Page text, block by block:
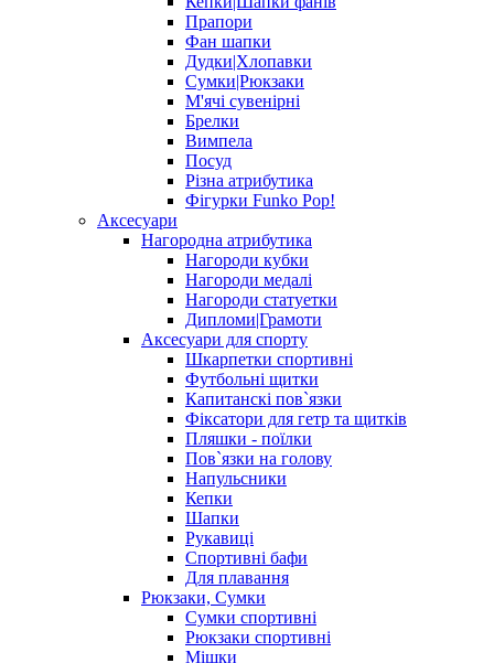
Прапори
Фан шапки
Дудки|Хлопавки
Сумки|Рюкзаки
М'ячі сувенірні
Брелки
Вимпела
Посуд
Різна атрибутика
Фігурки Funko Pop!
Аксесуари
Нагородна атрибутика
Нагороди кубки
Нагороди медалі
Нагороди статуетки
Дипломи|Грамоти
Аксесуари для спорту
Шкарпетки спортивні
Футбольні щитки
Капитанскі пов`язки
Фіксатори для гетр та щитків
Пляшки - поїлки
Пов`язки на голову
Напульсники
Кепки
Шапки
Рукавиці
Спортивні бафи
Для плавання
Рюкзаки, Сумки
Сумки спортивні
Рюкзаки спортивні
Мішки